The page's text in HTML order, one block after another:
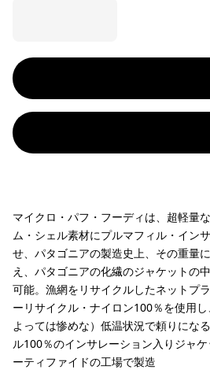
マイクロ・パフ・フーディは、超軽量
ム・シェル素材にプルマフィル・イン
せ、パタゴニアの製造史上、その重量
え、パタゴニアの化繊のジャケットの
可能。漁網をリサイクルしたネットプ
ーリサイクル・ナイロン100％を使用
よっては惨めな）低温状況で頼りにな
ル100％のインサレーション入りジャ
ーティファイドの工場で製造